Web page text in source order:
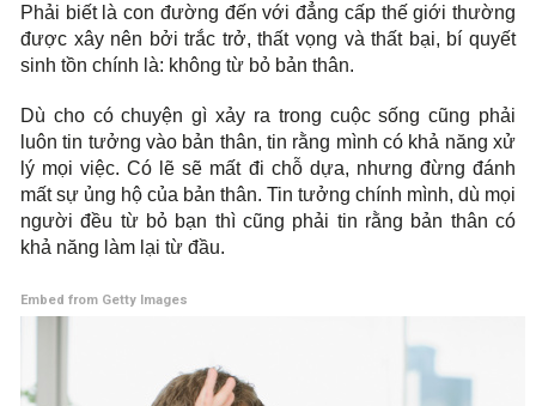
Phải biết là con đường đến với đẳng cấp thế giới thường
được xây nên bởi trắc trở, thất vọng và thất bại, bí quyết
sinh tồn chính là: không từ bỏ bản thân.
Dù cho có chuyện gì xảy ra trong cuộc sống cũng phải
luôn tin tưởng vào bản thân, tin rằng mình có khả năng xử
lý mọi việc. Có lẽ sẽ mất đi chỗ dựa, nhưng đừng đánh
mất sự ủng hộ của bản thân. Tin tưởng chính mình, dù mọi
người đều từ bỏ bạn thì cũng phải tin rằng bản thân có
khả năng làm lại từ đầu.
Embed from Getty Images